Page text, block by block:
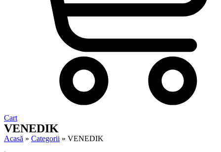
Cart
VENEDIK
Acasă » Categorii » VENEDIK